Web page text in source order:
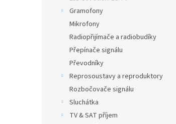
Gramofony
Mikrofony
Radiopřijímače a radiobudíky
Přepínače signálu
Převodníky
Reprosoustavy a reproduktory
Rozbočovače signálu
Sluchátka
TV & SAT příjem